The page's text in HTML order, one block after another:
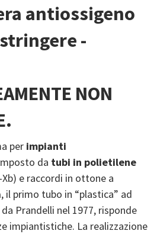
antiossigeno
-
NON
per impianti
da tubi in polietilene
Xb) e raccordi in ottone a
, il primo tubo in “plastica” ad
Prandelli nel 1977, risponde
impiantistiche. La realizzazione